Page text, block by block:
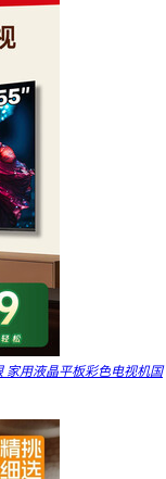
家用液晶平板彩色电视机国